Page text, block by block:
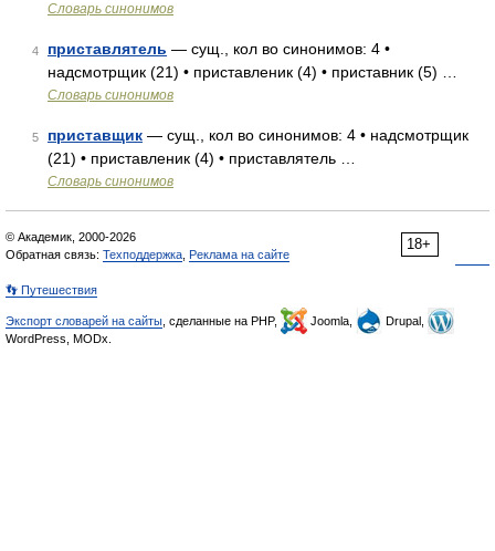
Словарь синонимов
4 приставлятель — сущ., кол во синонимов: 4 •
надсмотрщик (21) • приставленик (4) • приставник (5) …
Словарь синонимов
5 приставщик — сущ., кол во синонимов: 4 • надсмотрщик
(21) • приставленик (4) • приставлятель …
Словарь синонимов
18+
© Академик, 2000-2026
Обратная связь: Техподдержка Реклама на сайте
👣 Путешествия
Экспорт словарей на сайты , сделанные на PHP, Joomla,
Drupal,
WordPress, MODx.